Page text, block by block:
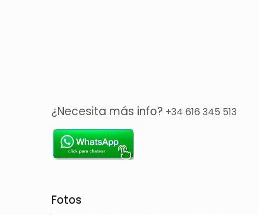
¿Necesita más info? +34 616 345 513
Fotos